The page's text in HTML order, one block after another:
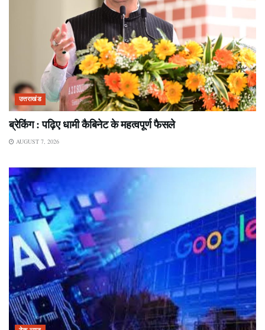
उत्तराखंड
ब्रेकिंग : पढ़िए धामी कैबिनेट के महत्वपूर्ण फैसले
AUGUST 7, 2026